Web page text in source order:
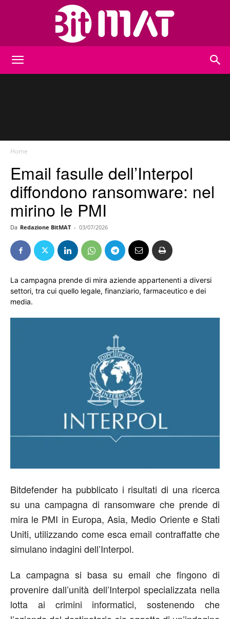
Home
Email fasulle dell’Interpol
diffondono ransomware: nel
mirino le PMI
Da Redazione BitMAT - 03/07/2026
La campagna prende di mira aziende appartenenti a diversi
settori, tra cui quello legale, finanziario, farmaceutico e dei
media.
Bitdefender ha pubblicato i risultati di una ricerca
su una campagna di ransomware che prende di
mira le PMI in Europa, Asia, Medio Oriente e Stati
Uniti, utilizzando come esca email contraffatte che
simulano indagini dell’Interpol.
La campagna si basa su email che fingono di
provenire dall’unità dell’Interpol specializzata nella
lotta ai crimini informatici, sostenendo che